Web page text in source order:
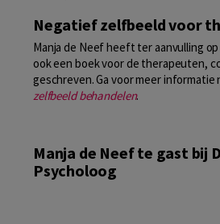
Negatief zelfbeeld voor
Manja de Neef heeft ter aanvulling op
ook een boek voor de therapeuten,
geschreven. Ga voor meer informatie
zelfbeeld behandelen.
Manja de Neef te gast bij
Psycholoog